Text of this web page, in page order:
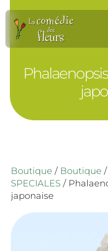
Boutique / Boutique /
SPECIALES /
japonaise